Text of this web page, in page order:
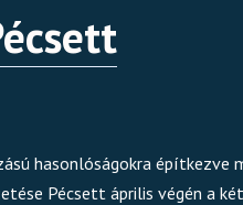
hasonlóságokra építkezve
Pécsett április végén a